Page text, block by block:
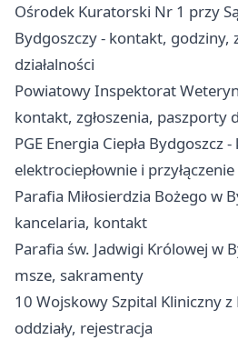
Ośrodek Kuratorski Nr 1 przy
Bydgoszczy - kontakt, godziny,
działalności
Powiatowy Inspektorat
kontakt, zgłoszenia, paszporty
PGE Energia Ciepła Bydgoszcz
elektrociepłownie i
Parafia Miłosierdzia Bożego w
kancelaria, kontakt
Parafia św. Jadwigi Królowej w
msze, sakramenty
10 Wojskowy Szpital Kliniczny
oddziały, rejestracja